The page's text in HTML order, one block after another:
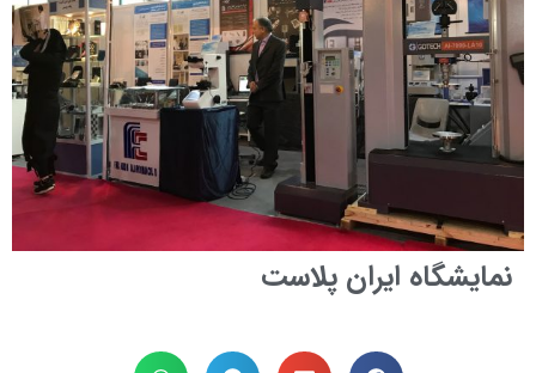
ايران پلاست